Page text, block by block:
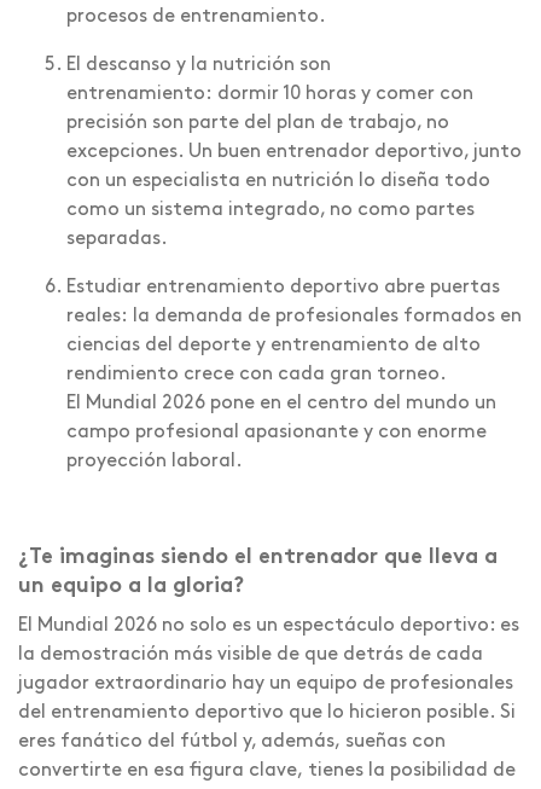
procesos de entrenamiento.
El descanso y la nutrición son
entrenamiento: dormir 10 horas y comer con
precisión son parte del plan de trabajo, no
excepciones. Un buen entrenador deportivo, junto
con un especialista en nutrición lo diseña todo
como un sistema integrado, no como partes
separadas.
Estudiar entrenamiento deportivo abre puertas
reales: la demanda de profesionales formados en
ciencias del deporte y entrenamiento de alto
rendimiento crece con cada gran torneo.
El Mundial 2026 pone en el centro del mundo un
campo profesional apasionante y con enorme
proyección laboral.
¿Te imaginas siendo el entrenador que lleva a
un equipo a la gloria?
El Mundial 2026 no solo es un espectáculo deportivo: es
la demostración más visible de que detrás de cada
jugador extraordinario hay un equipo de profesionales
del entrenamiento deportivo que lo hicieron posible. Si
eres fanático del fútbol y, además, sueñas con
convertirte en esa figura clave, tienes la posibilidad de